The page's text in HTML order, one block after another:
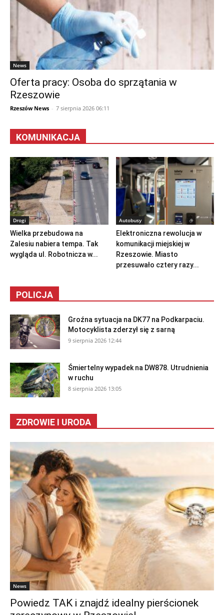
News
Oferta pracy: Osoba do sprzątania w
Rzeszowie
Rzeszów News - 7 sierpnia 2026 06:11
KOMUNIKACJA
Drogi
Wielka przebudowa na
Zalesiu nabiera tempa. Tak
wygląda ul. Robotnicza w...
Autobusy
Elektroniczna rewolucja w
komunikacji miejskiej w
Rzeszowie. Miasto
przesuwało cztery razy...
POLICJA
Groźna sytuacja na DK77 na Podkarpaciu.
Motocyklista zderzył się z sarną
9 sierpnia 2026 12:44
Śmiertelny wypadek na DW878. Utrudnienia
w ruchu
8 sierpnia 2026 13:05
ZDROWIE I URODA
News
Powiedz TAK i znajdź idealny pierścionek